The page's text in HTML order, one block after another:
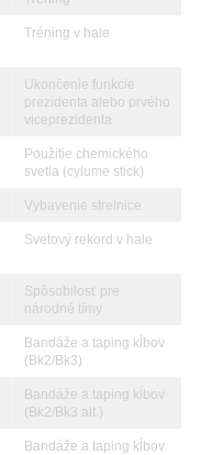
Tréning v hale
Ukončenie funkcie
prezidenta alebo prvého
viceprezidenta
Použitie chemického
svetla (cylume stick)
Vybavenie strelnice
Svetový rekord v hale
Spôsobilosť pre
národné tímy
Bandáže a taping kĺbov
(Bk2/Bk3)
Bandáže a taping kĺbov
(Bk2/Bk3 alt.)
Bandáže a taping kĺbov